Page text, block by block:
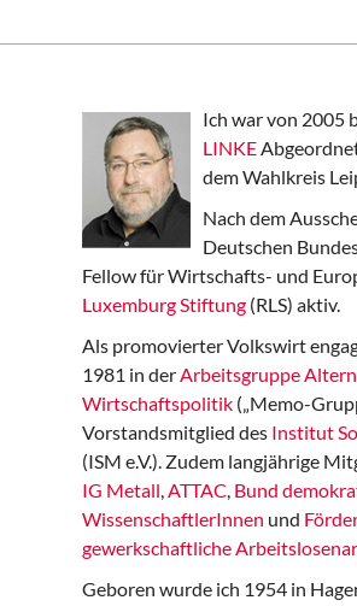
Ich war von 2005
LINKE
dem Wahlkreis
Nach dem
Deutschen
Fellow für Wirtschafts- und
Luxemburg Stiftung (RLS) aktiv.
Als promovierter Volkswirt
1981 in derArbeitsgruppe
Wirtschaftspolitik („Memo-
Vorstandsmitglied des Institut
(ISM e.V.). Zudem langjährige
IG Metall,ATTAC, Bund
WissenschaftlerInnen und
gewerkschaftliche
Geboren wurde ich 1954 in